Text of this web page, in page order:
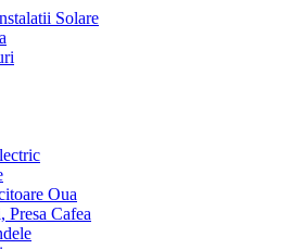
Solare
Oua
Presa Cafea